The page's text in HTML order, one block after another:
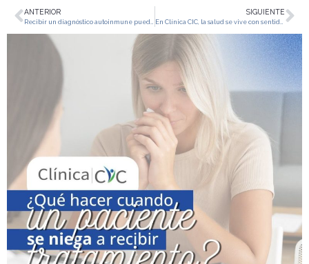
ANTERIOR
Recibir un diagnóstico autoinmune puede sentirse como una sentencia… pero no lo es
SIGUIENTE
En Clínica CIC, la salud se vive con sentido humano